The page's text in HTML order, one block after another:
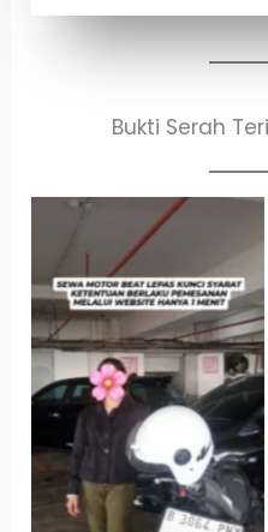
Bukti Serah
Cityplaza
Jatinegara Gedung
Parkir P6A